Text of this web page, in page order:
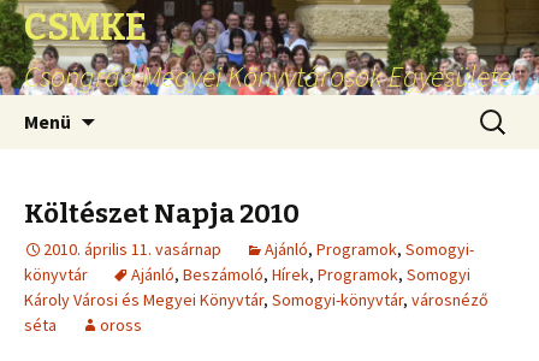
CSMKE
Csongrád Megyei Könyvtárosok Egyesülete
Menü
Költészet Napja 2010
2010. április 11. vasárnap Ajánló, Programok, Somogyi-
könyvtár
Ajánló, Beszámoló, Hírek, Programok, Somogyi
Károly Városi és Megyei Könyvtár, Somogyi-könyvtár, városnéző
séta
oross